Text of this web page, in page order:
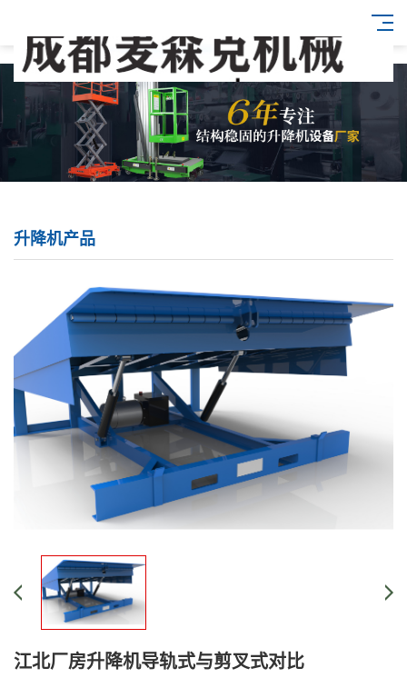
升降机产品
江北厂房升降机导轨式与剪叉式对比